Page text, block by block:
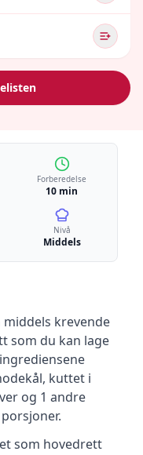
Forberedelse
10 min
Nivå
Middels
middels krevende
som du kan lage
kuttet i
og 1 andre
porsjoner.
som hovedrett